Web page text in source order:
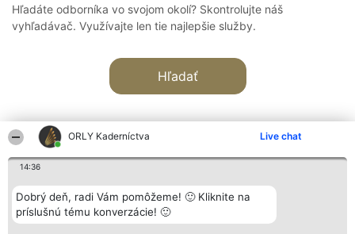
ORLY Kaderníctva Live chat
14:36
Dobrý deň, radi Vám pomôžeme! 🙂 Kliknite na
príslušnú tému konverzácie! 🙂
Hľadáte odborníka vo svojom okolí? Skontrolujte náš
vyhľadávač. Využívajte len tie najlepšie služby.
Hľadať
Organizátor hodnotenia
Bright Side Solutions sp. z o.
o. sp. k.
Hodnotenie
Laureáti
Lista
Kontakt
Kontakt